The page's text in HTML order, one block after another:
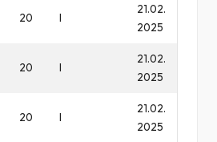
20 I
21.02.
2025
20 I
21.02.
2025
20 I
21.02.
2025